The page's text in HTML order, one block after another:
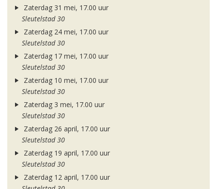
Zaterdag 31 mei, 17.00 uur
Sleutelstad 30
Zaterdag 24 mei, 17.00 uur
Sleutelstad 30
Zaterdag 17 mei, 17.00 uur
Sleutelstad 30
Zaterdag 10 mei, 17.00 uur
Sleutelstad 30
Zaterdag 3 mei, 17.00 uur
Sleutelstad 30
Zaterdag 26 april, 17.00 uur
Sleutelstad 30
Zaterdag 19 april, 17.00 uur
Sleutelstad 30
Zaterdag 12 april, 17.00 uur